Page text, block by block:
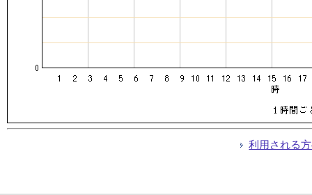
利用される